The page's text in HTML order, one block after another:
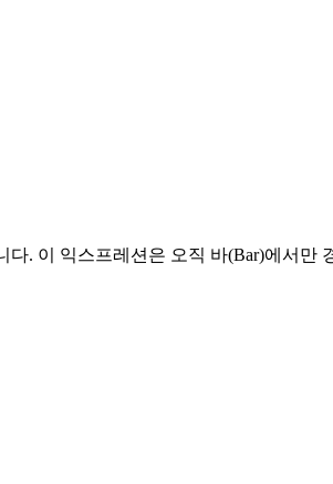
. 이 익스프레션은 오직 바(Bar)에서만